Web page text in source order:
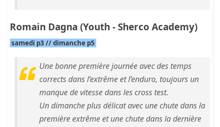
Romain Dagna (Youth - Sherco Academy)
samedi p3 // dimanche p5
Une bonne première journée avec des temps
corrects dans l’extrême et l’enduro, toujours un
manque de vitesse dans les cross test.
Un dimanche plus délicat avec une chute dans la
première extrême et une chute dans la dernière